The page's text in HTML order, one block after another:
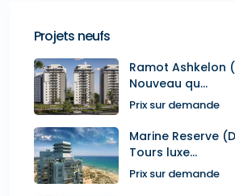
Projets neufs
Ramot Ashkelon
Nouveau qu...
Prix sur demande
Marine Reserve
Tours luxe...
Prix sur demande